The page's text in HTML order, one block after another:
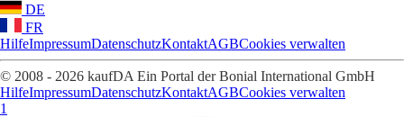
DE
FR
HilfeImpressumDatenschutzKontaktAGBCookies verwalten
© 2008 - 2026 kaufDA Ein Portal der Bonial International GmbH
HilfeImpressumDatenschutzKontaktAGBCookies verwalten
1